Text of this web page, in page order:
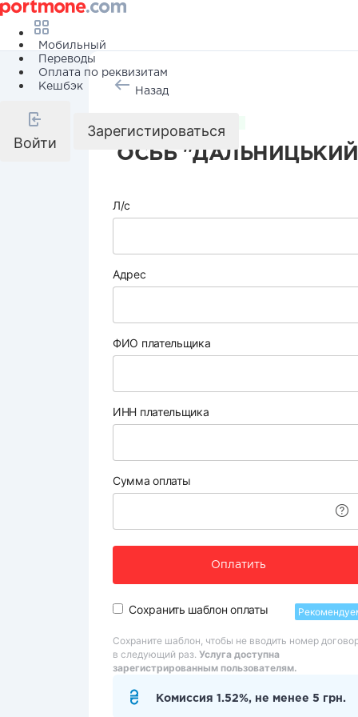
Мобильный
Переводы
Оплата по реквизитам
Кешбэк
Войти
Зарегистироваться
Назад
ОСББ
Л/с
Адрес
ФИО плательщика
ИНН плательщика
Сумма оплаты
Оплатить
Сохранить шаблон оплаты
Сохраните шаблон, чтобы не вводить номер
в следующий раз. Услуга доступна
зарегистрированным пользователям.
Комиссия 1.52%, не менее 5 грн.